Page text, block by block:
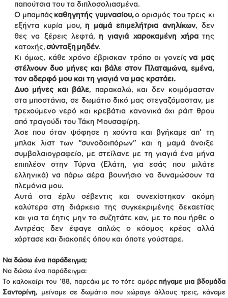
παπούτσια του τα διπλοσολιασμένα.
Ο μπαμπάς καθηγητής γυμνασίου,ο ορισμός του τρεις κι
εξήντα κυρία μου, η μαμά επιμελήτρια ανηλίκων, δεν
θες να ξέρεις λεφτά, η γιαγιά χαροκαμένη χήρα της
κατοχής, σύνταξη μηδέν.
Κι όμως, κάθε χρόνο έβρισκαν τρόπο οι γονείς να μας
στέλνουν δυο μήνες και βάλε στον Πλαταμώνα, εμένα,
τον αδερφό μου και τη γιαγιά να μας κρατάει.
Δυο μήνες και βάλε, παρακαλώ, και δεν κοιμόμασταν
στα μποστάνια, σε δωμάτιο δικό μας στεγαζόμασταν, με
τρεχούμενο νερό και κρεβάτια κανονικά όχι ράιτ θρου
από τραγούδι του Τάκη Μουσαφίρη.
Άσε που όταν ψόφησε η χούντα και βγήκαμε απ’ τη
μπλακ λιστ των “συνοδοιπόρων” και η μαμά άνοιξε
συμβολαιογραφείο, με στείλανε με τη γιαγιά ένα μήνα
επιπλέον στην Τύρνα (Ελάτη, για εσάς που μιλάτε
ελληνικά) να πάρω αέρα βουνήσιο να δυναμώσουν τα
πλεμόνια μου.
Αυτά στα έρλυ σέβεντις και συνεχίστηκαν ακόμη
καλύτερα στη διάρκεια της συγκεκριμένης δεκαετίας
και για τα έητις μην το συζητάτε καν, με το που ήρθε ο
Αντρέας δεν έφαγε απλώς ο κόσμος κρέας αλλά
χόρτασε και διακοπές όπου και όποτε γούσταρε.
Να δώσω ένα παράδειγμα;
Να δώσω ένα παράδειγμα:
Το καλοκαίρι του ’88, παρεάκι με το τότε αμόρε πήγαμε μια βδομάδα
Σαντορίνη, μείναμε σε δωμάτιο που χώραγε άλλους τρεις, κάναμε